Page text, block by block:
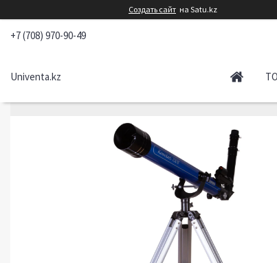
Создать сайт на Satu.kz
+7 (708) 970-90-49
Univenta.kz